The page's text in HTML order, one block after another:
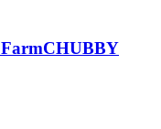
CHUBBY